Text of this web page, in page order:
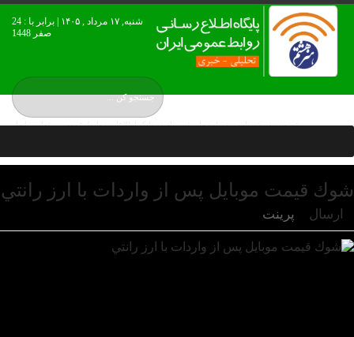
تماس با ما
ثبت نام در بانک اطلاعات روابط عمومی
درباره ما عضويت در خبرنامه
شنبه, ۱۷ مرداد , ۱۴۰۵ | برابر با : 24
صفر 1448
شوك قيمت موبايل پس از واردات با ارز رانتي
ارسال پرینت